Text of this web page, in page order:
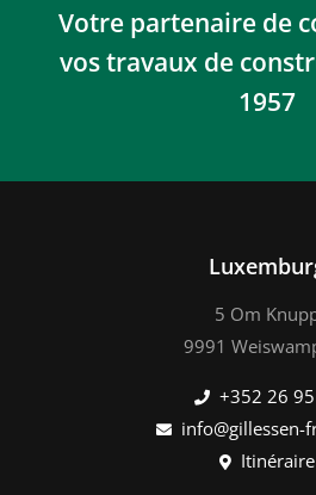
Votre partenaire de
vos travaux de
1957
5 Om
9991
+352 26
info@gillessen-
Itinéraire